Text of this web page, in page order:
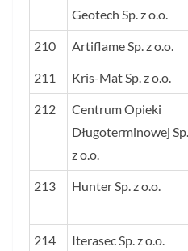
Geotech Sp. z o.o.
210 Artiflame Sp. z o.o.
211 Kris-Mat Sp. z o.o.
212
Centrum Opieki
Długoterminowej Sp.
z o.o.
213 Hunter Sp. z o.o.
214 Iterasec Sp. z o.o.